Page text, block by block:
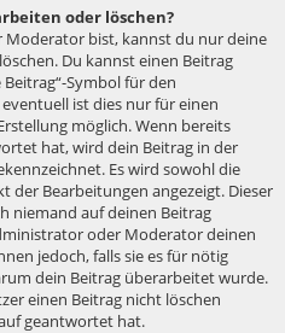
oder löschen?
bist, kannst du nur deine
Du kannst einen Beitrag
Symbol für den
ist dies nur für einen
möglich. Wenn bereits
hat, wird dein Beitrag in der
Es wird sowohl die
der Bearbeitungen angezeigt. Dieser
niemand auf deinen Beitrag
oder Moderator deinen
jedoch, falls sie es für nötig
dein Beitrag überarbeitet wurde.
einen Beitrag nicht löschen
geantwortet hat.